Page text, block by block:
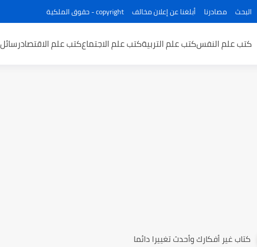
البحث مصادرنا أبلغنا عن إعلان مخالف copyright - حقوق الملكية
كتب علم النفسكتب علم التربيةكتب علم الاجتماعكتب علم الاقتصاد
كتاب غير أفكارك وأحدث تغييرا دائما